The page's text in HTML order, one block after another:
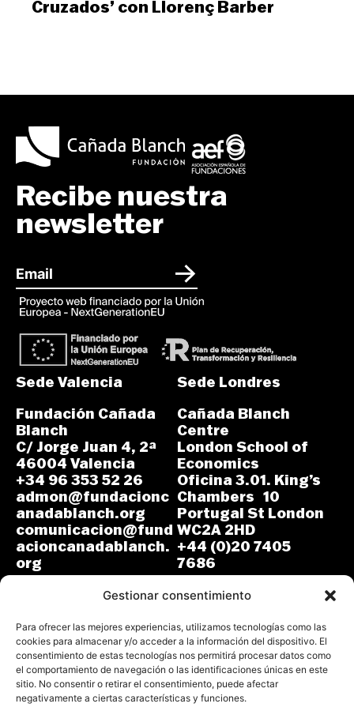
Gestionar consentimiento
Para ofrecer las mejores experiencias, utilizamos tecnologías como las
cookies para almacenar y/o acceder a la información del dispositivo. El
consentimiento de estas tecnologías nos permitirá procesar datos como
el comportamiento de navegación o las identificaciones únicas en este
sitio. No consentir o retirar el consentimiento, puede afectar
negativamente a ciertas características y funciones.
Cruzados’ con Llorenç Barber
Recibe nuestra
newsletter
Sede Valencia
Fundación Cañada
Blanch
C/ Jorge Juan 4, 2ª
46004 Valencia
+34 96 353 52 26
admon@fundacionc
anadablanch.org
comunicacion@fund
acioncanadablanch.
org
Sede Londres
Cañada Blanch
Centre
London School of
Economics
Oficina 3.01. King’s
Chambers 10
Portugal St London
WC2A 2HD
+44 (0)20 7405
7686
m.osuna-
vergara@lse.ac.uk